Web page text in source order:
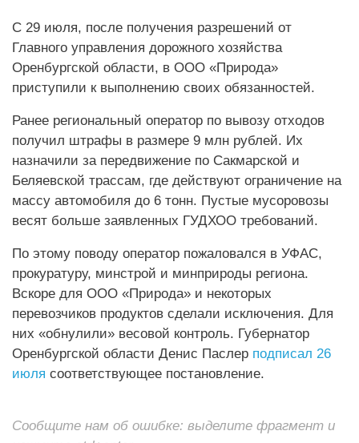
С 29 июля, после получения разрешений от
Главного управления дорожного хозяйства
Оренбургской области, в ООО «Природа»
приступили к выполнению своих обязанностей.
Ранее региональный оператор по вывозу отходов
получил штрафы в размере 9 млн рублей. Их
назначили за передвижение по Сакмарской и
Беляевской трассам, где действуют ограничение на
массу автомобиля до 6 тонн. Пустые мусоровозы
весят больше заявленных ГУДХОО требований.
По этому поводу оператор пожаловался в УФАС,
прокуратуру, минстрой и минприроды региона.
Вскоре для ООО «Природа» и некоторых
перевозчиков продуктов сделали исключения. Для
них «обнулили» весовой контроль. Губернатор
Оренбургской области Денис Паслер подписал 26
июля соответствующее постановление.
Сообщите нам об ошибке: выделите фрагмент и